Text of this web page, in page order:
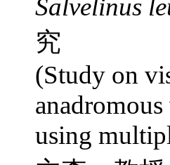
Salvelinus
究
(Study on
using